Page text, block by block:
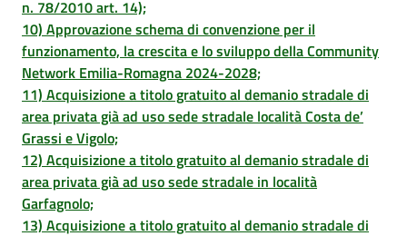
n. 78/2010 art. 14);
10) Approvazione schema di convenzione per il
funzionamento, la crescita e lo sviluppo della Community
Network Emilia-Romagna 2024-2028;
11) Acquisizione a titolo gratuito al demanio stradale di
area privata già ad uso sede stradale località Costa de’
Grassi e Vigolo;
12) Acquisizione a titolo gratuito al demanio stradale di
area privata già ad uso sede stradale in località
Garfagnolo;
13) Acquisizione a titolo gratuito al demanio stradale di